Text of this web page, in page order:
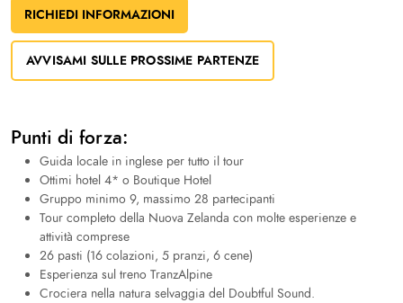
RICHIEDI INFORMAZIONI
AVVISAMI SULLE PROSSIME PARTENZE
Punti di forza:
Guida locale in inglese per tutto il tour
Ottimi hotel 4* o Boutique Hotel
Gruppo minimo 9, massimo 28 partecipanti
Tour completo della Nuova Zelanda con molte esperienze e
attività comprese
26 pasti (16 colazioni, 5 pranzi, 6 cene)
Esperienza sul treno TranzAlpine
Crociera nella natura selvaggia del Doubtful Sound.